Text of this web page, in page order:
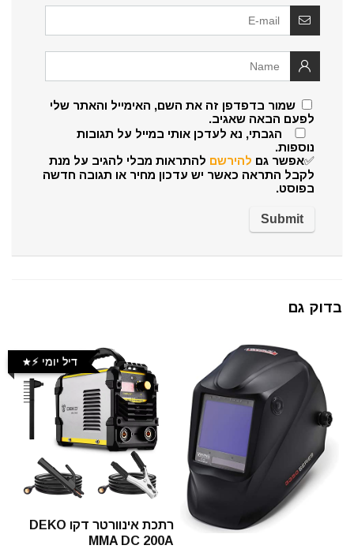
שמור בדפדפן זה את השם, האימייל והאתר שלי
לפעם הבאה שאגיב.
הגבתי, נא לעדכן אותי במייל על תגובות
נוספות.
✅אפשר גם להירשם להתראות מבלי להגיב על מנת
לקבל התראה כאשר יש עדכון מחיר או תגובה חדשה
בפוסט.
בדוק גם
דיל יומי ⚡️
רתכת אינוורטר דקו DEKO
MMA DC 200A